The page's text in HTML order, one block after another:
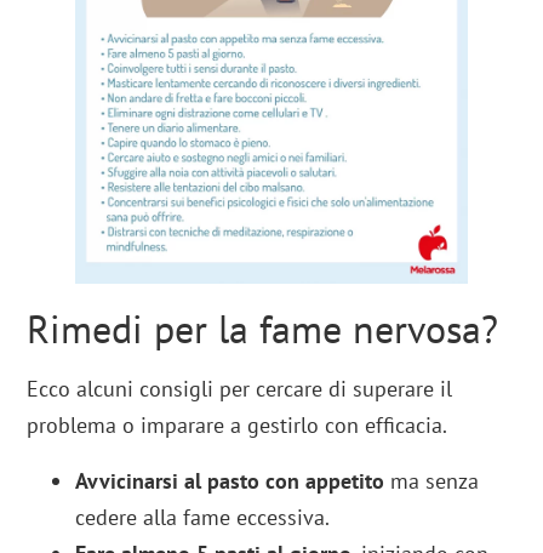
Rimedi per la fame nervosa?
Ecco alcuni consigli per cercare di superare il
problema o imparare a gestirlo con efficacia.
Avvicinarsi al pasto con appetito ma senza
cedere alla fame eccessiva.